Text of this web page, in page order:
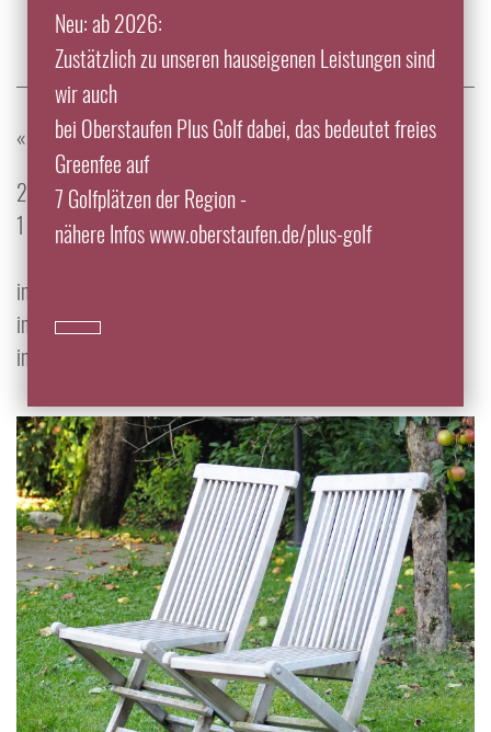
Neu: ab 2026:
Zustätzlich zu unseren hauseigenen Leistungen sind
wir auch
bei Oberstaufen Plus Golf dabei, das bedeutet freies
Greenfee auf
7 Golfplätzen der Region -
nähere Infos www.oberstaufen.de/plus-golf
«
Alle Angebote
2 Übernachtungen mit Halbpension
1 Shiatsu-Anwendung oder wahlweise eine Aromamassage
im Doppelzimmer - 313,00 EUR
im Einzelzimmer - 323,00 EUR
im Studio oder Familienzimmer - 333,00 EUR